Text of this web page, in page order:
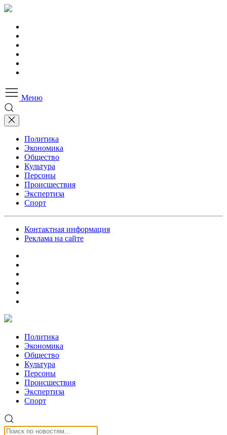
Меню
Политика
Экономика
Общество
Культура
Персоны
Происшествия
Экспертиза
Спорт
Контактная информация
Реклама на сайте
Политика
Экономика
Общество
Культура
Персоны
Происшествия
Экспертиза
Спорт